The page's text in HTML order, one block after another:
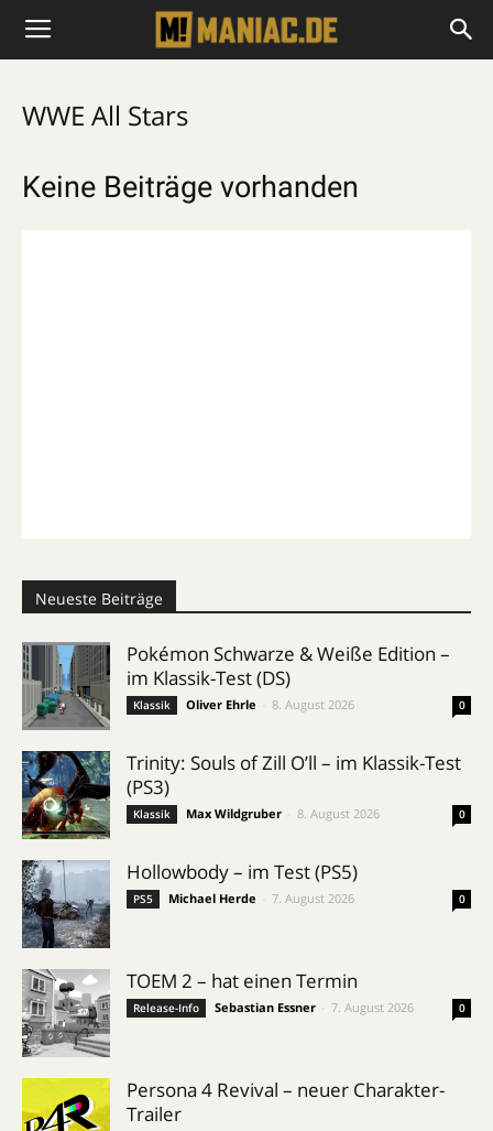
WWE All Stars
Keine Beiträge vorhanden
Neueste Beiträge
Pokémon Schwarze & Weiße Edition –
im Klassik-Test (DS)
Klassik Oliver Ehrle 8. August 2026 0
Trinity: Souls of Zill O’ll – im Klassik-Test
(PS3)
Klassik Max Wildgruber 8. August 2026 0
Hollowbody – im Test (PS5)
PS5 Michael Herde 7. August 2026 0
TOEM 2 – hat einen Termin
Release-Info Sebastian Essner 7. August 2026 0
Persona 4 Revival – neuer Charakter-
Trailer